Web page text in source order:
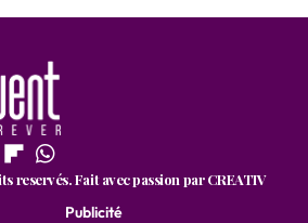
reservés. Fait avec passion par CREATIV
Publicité